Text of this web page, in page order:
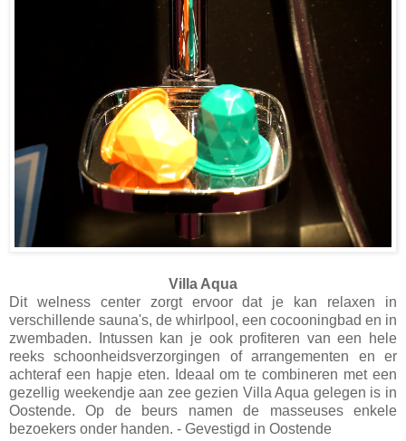
Villa Aqua
Dit welness center zorgt ervoor dat je kan relaxen in
verschillende sauna's, de whirlpool, een cocooningbad en in
zwembaden. Intussen kan je ook profiteren van een hele
reeks schoonheidsverzorgingen of arrangementen en er
achteraf een hapje eten. Ideaal om te combineren met een
gezellig weekendje aan zee gezien Villa Aqua gelegen is in
Oostende. Op de beurs namen de masseuses enkele
bezoekers onder handen. - Gevestigd in Oostende